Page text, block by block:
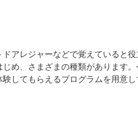
アレジャーなどで覚えていると
め、さまざまの種類があります
してもらえるプログラムを用意し